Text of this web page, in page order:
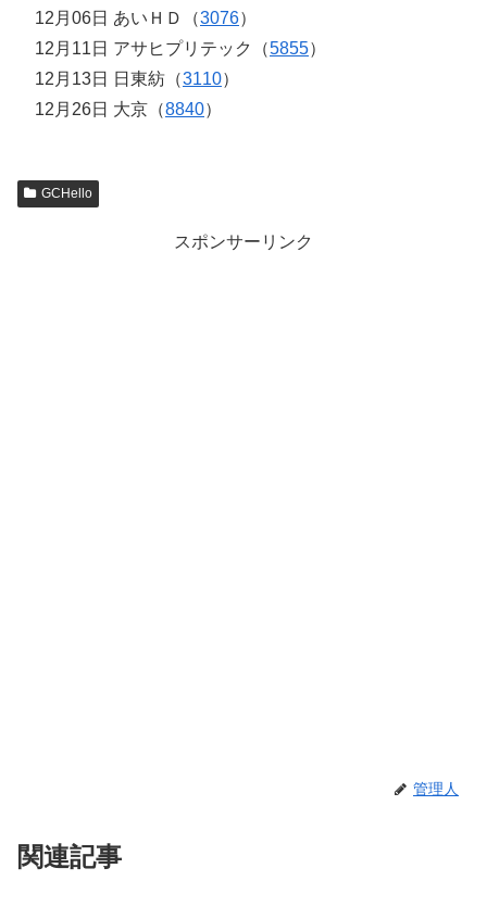
12月06日 あいＨＤ（3076）
12月11日 アサヒプリテック（5855）
12月13日 日東紡（3110）
12月26日 大京（8840）
GCHello
スポンサーリンク
管理人
関連記事